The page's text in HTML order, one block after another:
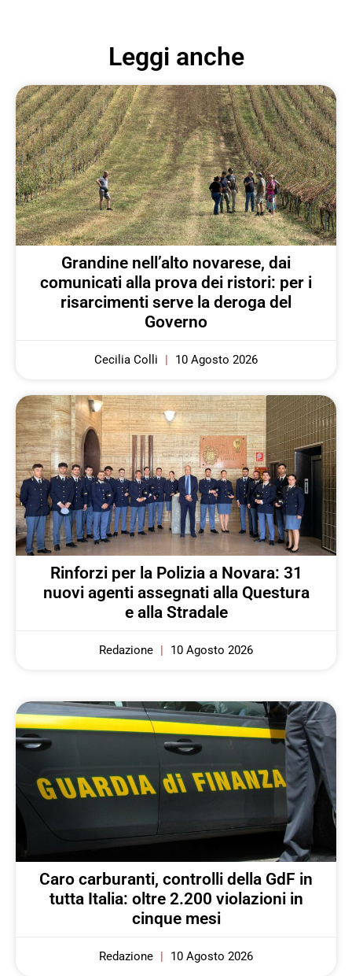
Leggi anche
Grandine nell’alto novarese, dai
comunicati alla prova dei ristori: per i
risarcimenti serve la deroga del
Governo
Cecilia Colli 10 Agosto 2026
Rinforzi per la Polizia a Novara: 31
nuovi agenti assegnati alla Questura
e alla Stradale
Redazione 10 Agosto 2026
Caro carburanti, controlli della GdF in
tutta Italia: oltre 2.200 violazioni in
cinque mesi
Redazione 10 Agosto 2026